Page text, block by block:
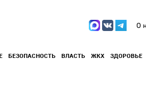
О
БЕЗОПАСНОСТЬ ВЛАСТЬ ЖКХ ЗДОРОВЬЕ